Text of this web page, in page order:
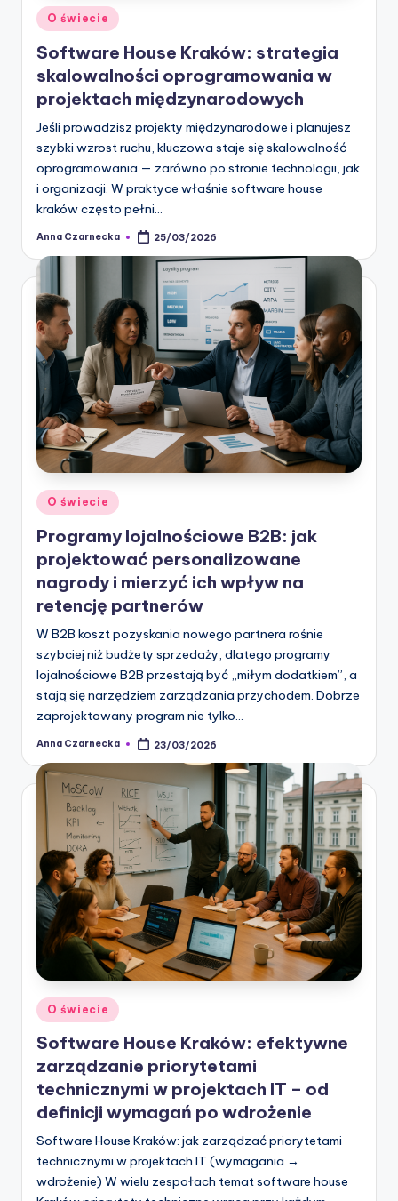
Posted
in
O świecie
Software House Kraków: strategia
skalowalności oprogramowania w
projektach międzynarodowych
Jeśli prowadzisz projekty międzynarodowe i planujesz
szybki wzrost ruchu, kluczowa staje się skalowalność
oprogramowania — zarówno po stronie technologii, jak
i organizacji. W praktyce właśnie software house
kraków często pełni…
Posted
Anna Czarnecka 25/03/2026
Posted
O świecie
Programy lojalnościowe B2B: jak
projektować personalizowane
nagrody i mierzyć ich wpływ na
retencję partnerów
W B2B koszt pozyskania nowego partnera rośnie
szybciej niż budżety sprzedaży, dlatego programy
lojalnościowe B2B przestają być „miłym dodatkiem”, a
stają się narzędziem zarządzania przychodem. Dobrze
zaprojektowany program nie tylko…
Posted
Anna Czarnecka 23/03/2026
Posted
in
O świecie
Software House Kraków: efektywne
zarządzanie priorytetami
technicznymi w projektach IT – od
definicji wymagań po wdrożenie
Software House Kraków: jak zarządzać priorytetami
technicznymi w projektach IT (wymagania →
wdrożenie) W wielu zespołach temat software house